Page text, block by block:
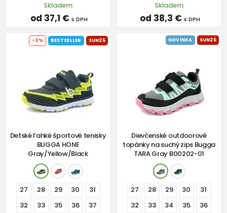
Skladem
od 37,1 € s DPH
Skladem
od 38,3 € s DPH
-3% BESTSELLER SUN25
Detské ľahké športové tenisky
BUGGA HONE
Gray/Yellow/Black
27 28 29 30
31
32
33 35 36
37
NOVINKA SUN25
Dievčenské outdoorové
topánky na suchý zips Bugga
TARA Gray B00202-01
27 28 29 30
31
32
33 34 35
36